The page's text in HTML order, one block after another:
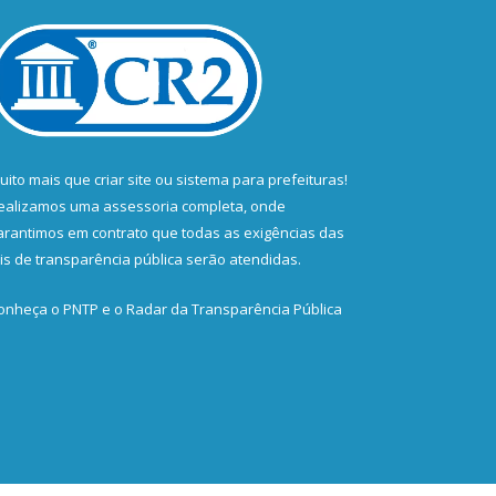
mais que criar site ou sistema para prefeituras!
uma assessoria completa, onde
em contrato que todas as exigências das
de transparência pública serão atendidas.
o PNTP e o Radar da Transparência Pública